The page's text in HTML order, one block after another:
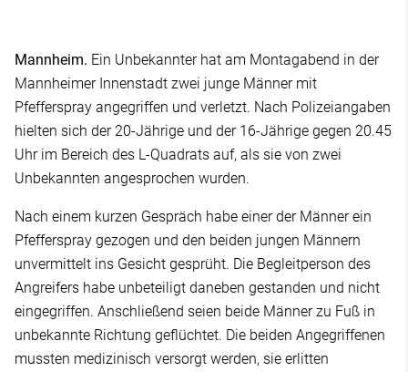
Mannheim. Ein Unbekannter hat am Montagabend in der
Mannheimer Innenstadt zwei junge Männer mit
Pfefferspray angegriffen und verletzt. Nach Polizeiangaben
hielten sich der 20-Jährige und der 16-Jährige gegen 20.45
Uhr im Bereich des L-Quadrats auf, als sie von zwei
Unbekannten angesprochen wurden.
Nach einem kurzen Gespräch habe einer der Männer ein
Pfefferspray gezogen und den beiden jungen Männern
unvermittelt ins Gesicht gesprüht. Die Begleitperson des
Angreifers habe unbeteiligt daneben gestanden und nicht
eingegriffen. Anschließend seien beide Männer zu Fuß in
unbekannte Richtung geflüchtet. Die beiden Angegriffenen
mussten medizinisch versorgt werden, sie erlitten